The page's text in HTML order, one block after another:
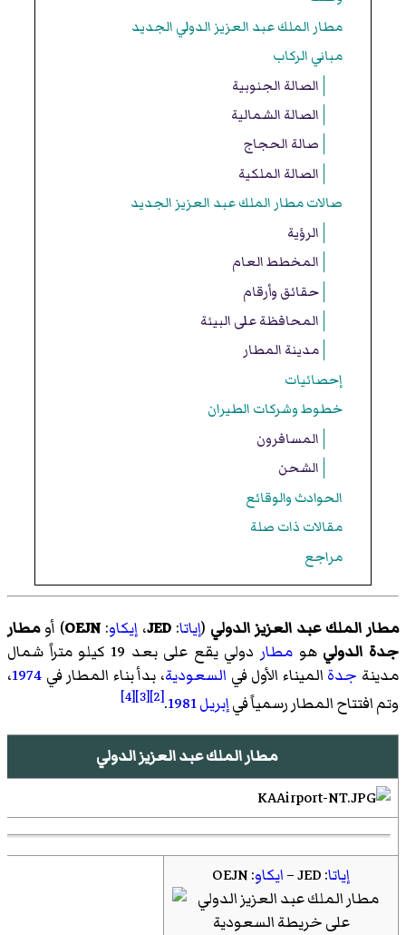
مطار الملك عبد العزيز الدولي الجديد
مباني الركاب
الصالة الجنوبية
الصالة الشمالية
صالة الحجاج
الصالة الملكية
صالات مطار الملك عبد العزيز الجديد
الرؤية
المخطط العام
حقائق وأرقام
المحافظة على البيئة
مدينة المطار
إحصائيات
خطوط وشركات الطيران
المسافرون
الشحن
الحوادث والوقائع
مقالات ذات صلة
مراجع
مطار الملك عبد العزيز الدولي (إياتا:
JED، إيكاو:
OEJN) أومطار
جدة الدولي هو مطار
دولي يقع على بعد 19 كيلو متراً شمال
مدينة جدة الميناء الأول في السعودية، بدأ بناء المطار في 1974،
وتم افتتاح المطار رسمياً فيإبريل1981
.
[2]
[3]
[4]
مطار الملك عبد العزيز الدولي
إياتا: JED – ايكاو: OEJN